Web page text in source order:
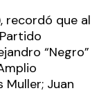
recordó que al
“Negro”
Juan